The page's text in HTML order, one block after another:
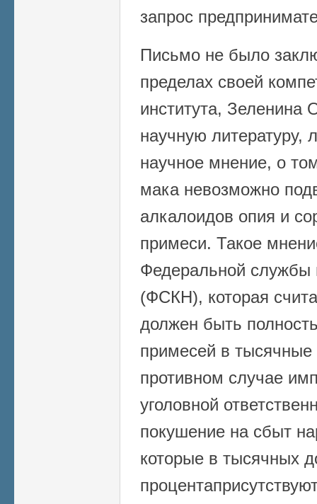
запрос
Письмо не было
пределах своей
института, Зеленина
научную литературу,
научное мнение, о
мака невозможно
алкалоидов опия и
примеси. Такое
Федеральной службы
(ФСКН), которая
должен быть
примесей в тысячные
противном случае
уголовной
покушение на сбыт
которые в тысячных